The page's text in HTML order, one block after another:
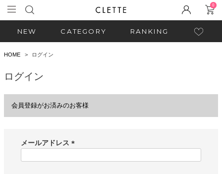
0
NEW CATEGORY RANKING
HOME ログイン
ログイン
会員登録がお済みのお客様
メールアドレス